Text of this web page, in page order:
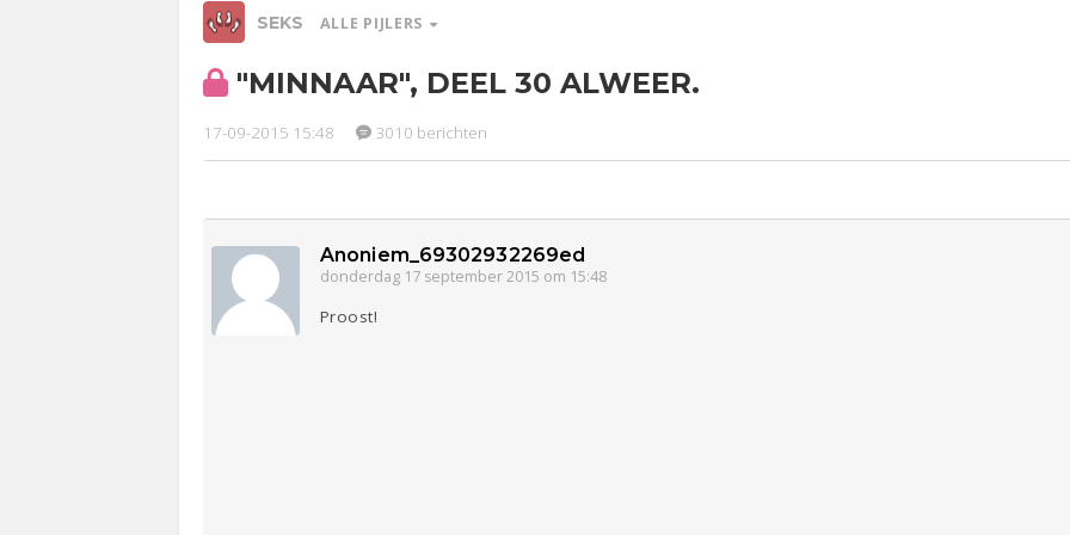
SEKS ALLE PIJLERS
Beauty
Sport Contact Viva zoekt
"MINNAAR", DEEL 30 ALWEER.
17-09-2015 15:48 3010 berichten
Anoniem_69302932269ed
donderdag 17 september 2015 om 15:48
Proost!